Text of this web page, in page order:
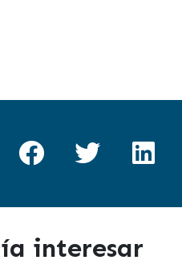
interesar